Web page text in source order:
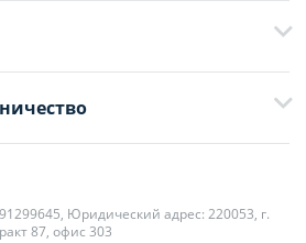
на письма в будние дни с 9:00 до
Гладченко
Юридический адрес: 220053, г.
87, офис 303